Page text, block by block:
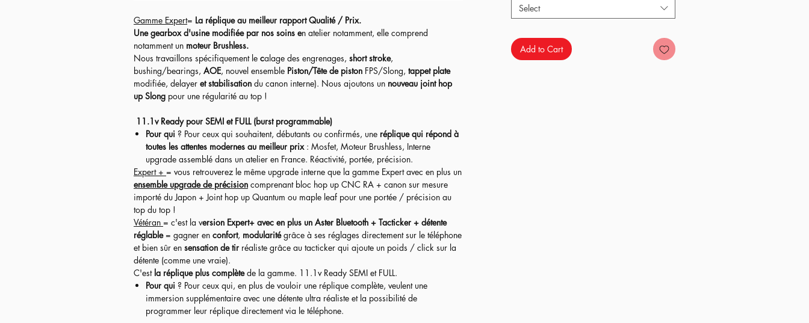
La réplique est fournie avec différents ressorts pour vous adapter à la puissance de votre
terrain.
Les accessoires (Red Dot avec sa monture et la mallette) sont en option.
Gamme Expert= La réplique au meilleur rapport Qualité / Prix.
Une gearbox d'usine modifiée par nos soins en atelier notamment, elle comprend
notamment un moteur Brushless.
Nous travaillons spécifiquement le calage des engrenages, short stroke,
bushing/bearings, AOE, nouvel ensemble Piston/Tête de piston FPS/Slong, tappet plate
modifiée, delayer et stabilisation du canon interne). Nous ajoutons un nouveau joint hop
up Slong pour une régularité au top !
11.1v Ready pour SEMI et FULL (burst programmable)
Pour qui ? Pour ceux qui souhaitent, débutants ou confirmés, une réplique qui répond à
toutes les attentes modernes au meilleur prix: Mosfet, Moteur Brushless, Interne
upgrade assemblé dans un atelier en France. Réactivité, portée, précision.​
Expert + = vous retrouverez le même upgrade interne que la gamme Expert avec en plus un
ensemble upgrade de précision comprenant bloc hop up CNC RA + canon sur mesure
importé du Japon + Joint hop up Quantum ou maple leaf pour une portée / précision au
top du top !
Vétéran = c'est la version Expert+ avec en plus un Aster Bluetooth + Tacticker + détente
réglable= gagner en confort, modularitégrâce à ses réglages directement sur le téléphone
et bien sûr en sensation de tir réaliste grâce au tacticker qui ajoute un poids / click sur la
détente (comme une vraie).
C'est la réplique plus complètede la gamme. 11.1v Ready SEMI et FULL.
Pour qui ? Pour ceux qui, en plus de vouloir une réplique complète, veulent une
immersion supplémentaire avec une détente ultra réaliste et la possibilité de
programmer leur réplique directement via le téléphone.​
Select
Add to Cart